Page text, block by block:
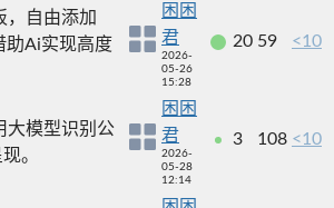
，自由添加
助Ai实现高度
困困
君
2026-
05-26
15:28
20 59 <10
大模型识别公
。
困困
君
2026-
05-28
12:14
3 108 <10